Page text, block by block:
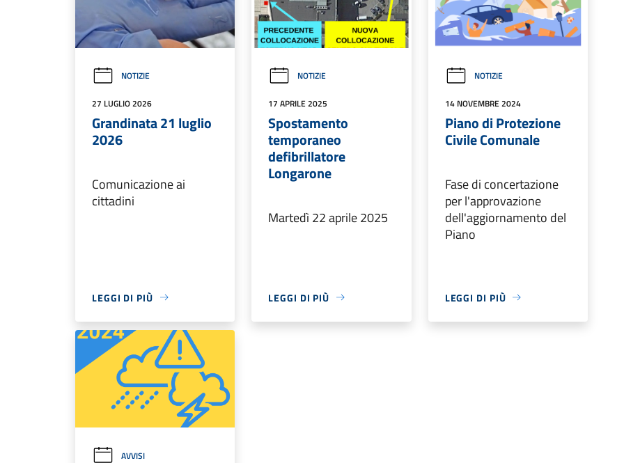
NOTIZIE
27 LUGLIO 2026
Grandinata 21 luglio
2026
Comunicazione ai
cittadini
LEGGI DI PIÙ
NOTIZIE
17 APRILE 2025
Spostamento
temporaneo
defibrillatore
Longarone
Martedì 22 aprile 2025
LEGGI DI PIÙ
NOTIZIE
14 NOVEMBRE 2024
Piano di Protezione
Civile Comunale
Fase di concertazione
per l'approvazione
dell'aggiornamento del
Piano
LEGGI DI PIÙ
AVVISI